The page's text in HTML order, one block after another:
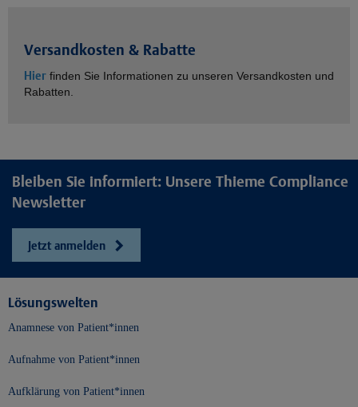
Versandkosten & Rabatte
Hier finden Sie Informationen zu unseren Versandkosten und
Rabatten.
Bleiben Sie informiert: Unsere Thieme Compliance
Newsletter
Jetzt anmelden
Lösungswelten
Anamnese von Patient*innen
Aufnahme von Patient*innen
Aufklärung von Patient*innen